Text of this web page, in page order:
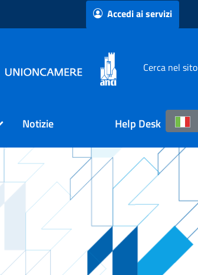
Accedi ai servizi
Cerca nel sito
Notizie Help Desk